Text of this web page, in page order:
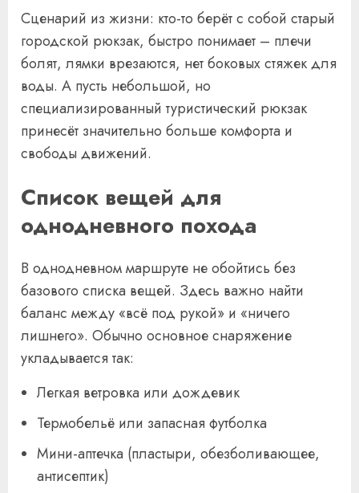
Сценарий из жизни: кто-то берёт с собой старый
городской рюкзак, быстро понимает – плечи
болят, лямки врезаются, нет боковых стяжек для
воды. А пусть небольшой, но
специализированный туристический рюкзак
принесёт значительно больше комфорта и
свободы движений.
Список вещей для
однодневного похода
В однодневном маршруте не обойтись без
базового списка вещей. Здесь важно найти
баланс между «всё под рукой» и «ничего
лишнего». Обычно основное снаряжение
укладывается так:
Легкая ветровка или дождевик
Термобельё или запасная футболка
Мини-аптечка (пластыри, обезболивающее,
антисептик)